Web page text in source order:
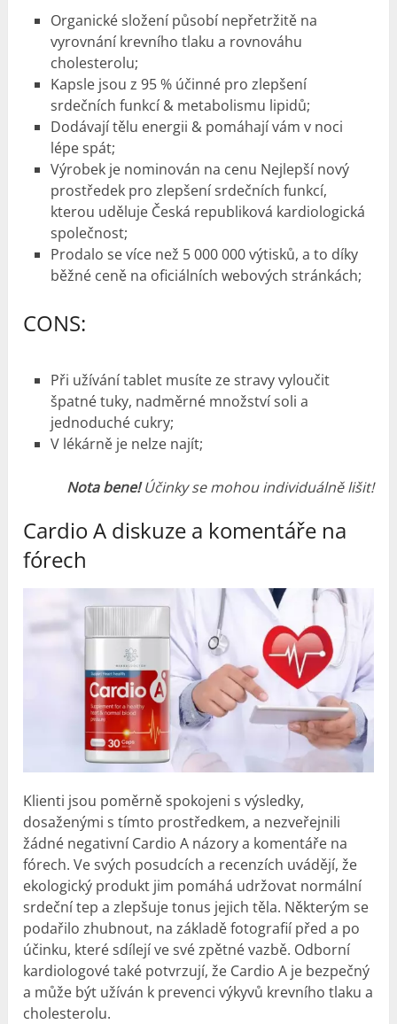
Organické složení působí nepřetržitě na
vyrovnání krevního tlaku a rovnováhu
cholesterolu;
Kapsle jsou z 95 % účinné pro zlepšení
srdečních funkcí & metabolismu lipidů;
Dodávají tělu energii & pomáhají vám v noci
lépe spát;
Výrobek je nominován na cenu Nejlepší nový
prostředek pro zlepšení srdečních funkcí,
kterou uděluje Česká republiková kardiologická
společnost;
Prodalo se více než 5 000 000 výtisků, a to díky
běžné ceně na oficiálních webových stránkách;
CONS:
Při užívání tablet musíte ze stravy vyloučit
špatné tuky, nadměrné množství soli a
jednoduché cukry;
V lékárně je nelze najít;
Nota bene!Účinky se mohou individuálně lišit!
Cardio A diskuze a komentáře na
fórech
Klienti jsou poměrně spokojeni s výsledky,
dosaženými s tímto prostředkem, a nezveřejnili
žádné negativní Cardio A názory a komentáře na
fórech. Ve svých posudcích a recenzích uvádějí, že
ekologický produkt jim pomáhá udržovat normální
srdeční tep a zlepšuje tonus jejich těla. Některým se
podařilo zhubnout, na základě fotografií před a po
účinku, které sdílejí ve své zpětné vazbě. Odborní
kardiologové také potvrzují, že Cardio A je bezpečný
a může být užíván k prevenci výkyvů krevního tlaku a
cholesterolu.